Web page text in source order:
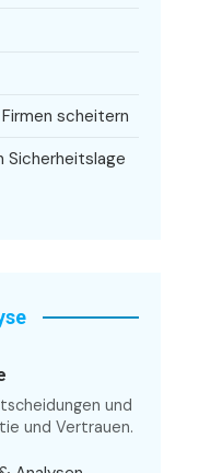
scheitern
Sicherheitslage
und
und Vertrauen.